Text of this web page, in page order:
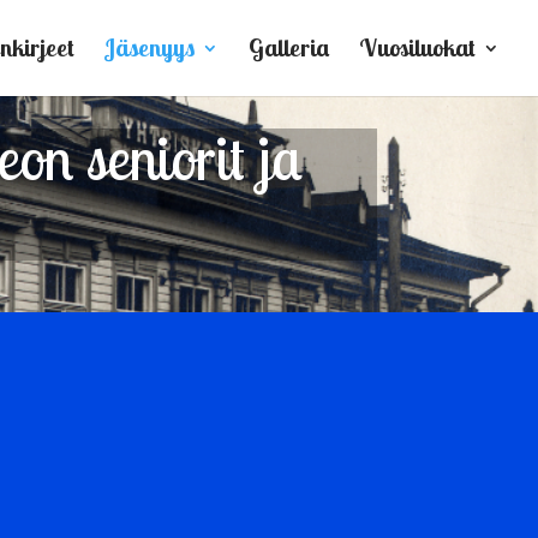
Jäsenyys Galleria Vuosiluokat
seniorit ja